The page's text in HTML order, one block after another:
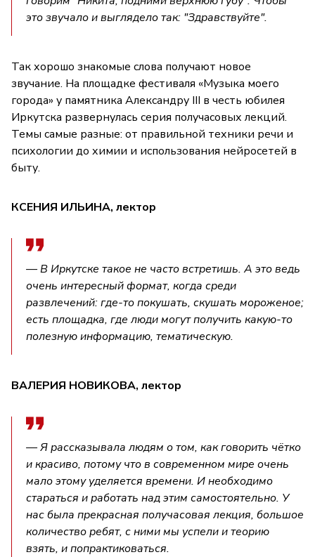
это звучало и выглядело так: "Здравствуйте".
Так хорошо знакомые слова получают новое
звучание. На площадке фестиваля «Музыка моего
города» у памятника Александру III в честь юбилея
Иркутска развернулась серия получасовых лекций.
Темы самые разные: от правильной техники речи и
психологии до химии и использования нейросетей в
быту.
КСЕНИЯ ИЛЬИНА, лектор
— В Иркутске такое не часто встретишь. А это ведь
очень интересный формат, когда среди
развлечений: где-то покушать, скушать мороженое;
есть площадка, где люди могут получить какую-то
полезную информацию, тематическую.
ВАЛЕРИЯ НОВИКОВА, лектор
— Я рассказывала людям о том, как говорить чётко
и красиво, потому что в современном мире очень
мало этому уделяется времени. И необходимо
стараться и работать над этим самостоятельно. У
нас была прекрасная получасовая лекция, большое
количество ребят, с ними мы успели и теорию
взять, и попрактиковаться.